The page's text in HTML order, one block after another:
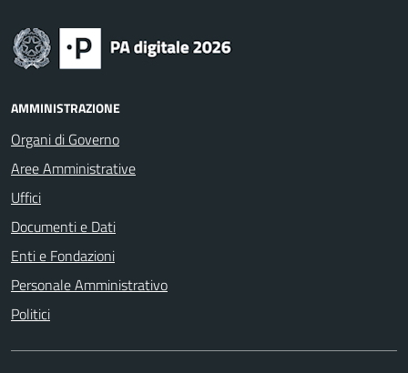
AMMINISTRAZIONE
Organi di Governo
Aree Amministrative
Uffici
Documenti e Dati
Enti e Fondazioni
Personale Amministrativo
Politici